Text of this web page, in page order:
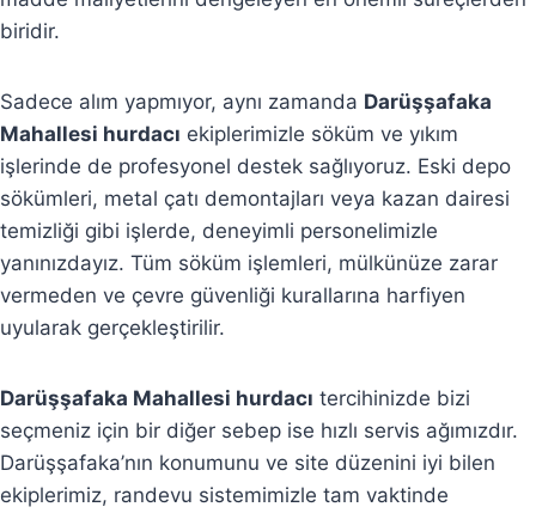
biridir.
Sadece alım yapmıyor, aynı zamanda Darüşşafaka
Mahallesi hurdacı ekiplerimizle söküm ve yıkım
işlerinde de profesyonel destek sağlıyoruz. Eski depo
sökümleri, metal çatı demontajları veya kazan dairesi
temizliği gibi işlerde, deneyimli personelimizle
yanınızdayız. Tüm söküm işlemleri, mülkünüze zarar
vermeden ve çevre güvenliği kurallarına harfiyen
uyularak gerçekleştirilir.
Darüşşafaka Mahallesi hurdacı tercihinizde bizi
seçmeniz için bir diğer sebep ise hızlı servis ağımızdır.
Darüşşafaka’nın konumunu ve site düzenini iyi bilen
ekiplerimiz, randevu sistemimizle tam vaktinde